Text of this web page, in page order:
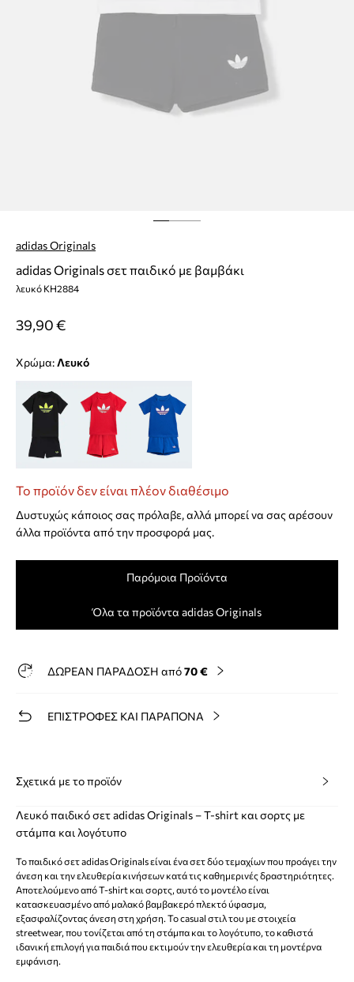
adidas Originals
adidas Originals σετ παιδικό με βαμβάκι
λευκό KH2884
39,90 €
Χρώμα: λευκό
Το προϊόν δεν είναι πλέον διαθέσιμο
Δυστυχώς κάποιος σας πρόλαβε, αλλά μπορεί να σας αρέσουν
άλλα προϊόντα από την προσφορά μας.
Παρόμοια Προϊόντα
Όλα τα προϊόντα adidas Originals
ΔΩΡΕΑΝ ΠΑΡΑΔΟΣΗ από70 €
ΕΠΙΣΤΡΟΦΕΣ ΚΑΙ ΠΑΡΑΠΟΝΑ
Σχετικά με το προϊόν
Λευκό παιδικό σετ adidas Originals – T-shirt και σορτς με
στάμπα και λογότυπο
Το παιδικό σετ adidas Originals είναι ένα σετ δύο τεμαχίων που προάγει την
άνεση και την ελευθερία κινήσεων κατά τις καθημερινές δραστηριότητες.
Αποτελούμενο από T-shirt και σορτς, αυτό το μοντέλο είναι
κατασκευασμένο από μαλακό βαμβακερό πλεκτό ύφασμα,
εξασφαλίζοντας άνεση στη χρήση. Το casual στιλ του με στοιχεία
streetwear, που τονίζεται από τη στάμπα και το λογότυπο, το καθιστά
ιδανική επιλογή για παιδιά που εκτιμούν την ελευθερία και τη μοντέρνα
εμφάνιση.